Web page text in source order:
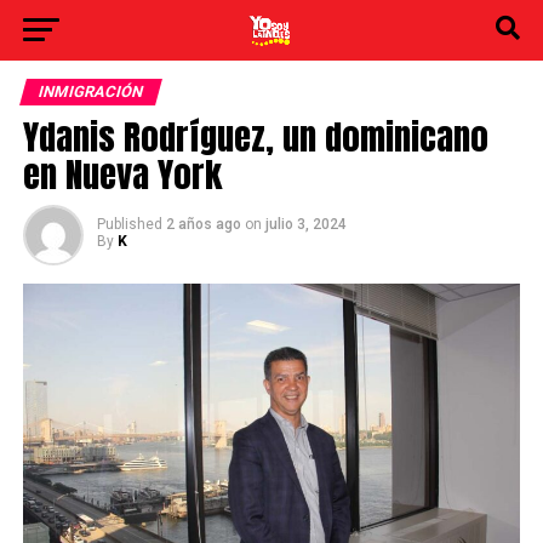
INMIGRACIÓN
Ydanis Rodríguez, un dominicano
en Nueva York
Published 2 años ago on julio 3, 2024
By K